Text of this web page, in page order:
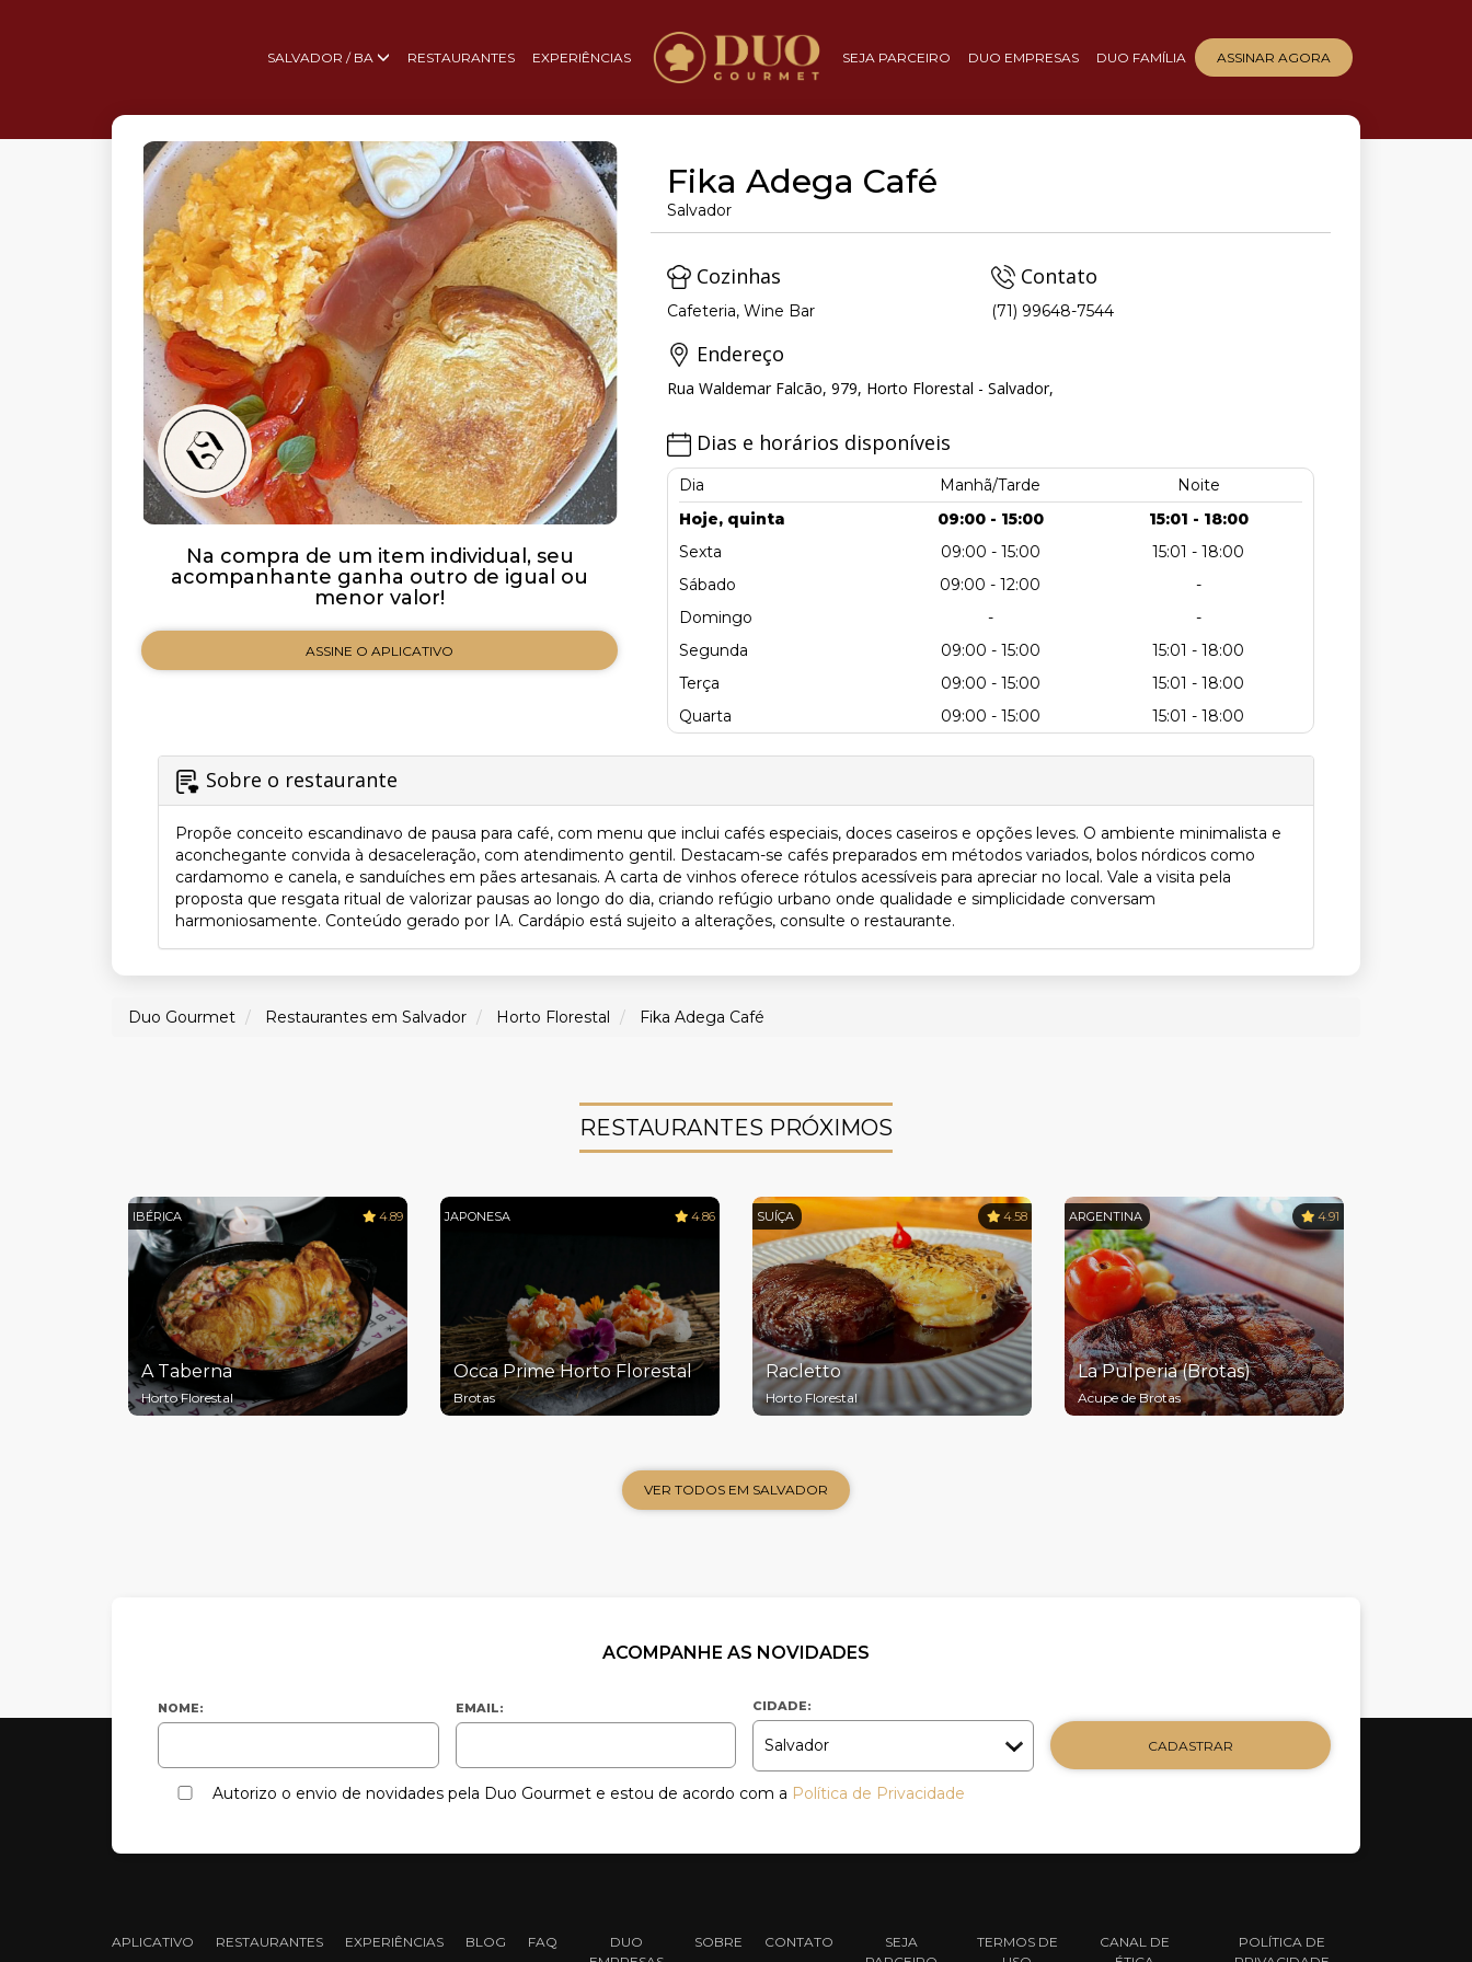
SALVADOR / BA RESTAURANTES EXPERIÊNCIAS SEJA PARCEIRO DUO EMPRESAS DUO FAMÍLIA ASSINAR AGORA
Na compra de um item individual, seu
acompanhante ganha outro de igual ou
menor valor!
ASSINE O APLICATIVO
Fika Adega Café
Salvador
Cozinhas
Cafeteria, Wine Bar
Contato
(71) 99648-7544
Endereço
Rua Waldemar Falcão, 979, Horto Florestal - Salvador,
Dias e horários disponíveis
Dia Manhã/Tarde
Noite
Hoje, quinta
09:00 - 15:00
15:01 - 18:00
Sexta
09:00 - 15:00
15:01 - 18:00
Sábado
09:00 - 12:00
-
Domingo
-
-
Segunda
09:00 - 15:00
15:01 - 18:00
Terça
09:00 - 15:00
15:01 - 18:00
Quarta
09:00 - 15:00 15:01 - 18:00
Sobre o restaurante
Propõe conceito escandinavo de pausa para café, com menu que inclui cafés especiais, doces caseiros e opções leves. O ambiente minimalista e
aconchegante convida à desaceleração, com atendimento gentil. Destacam-se cafés preparados em métodos variados, bolos nórdicos como
cardamomo e canela, e sanduíches em pães artesanais. A carta de vinhos oferece rótulos acessíveis para apreciar no local. Vale a visita pela
proposta que resgata ritual de valorizar pausas ao longo do dia, criando refúgio urbano onde qualidade e simplicidade conversam
harmoniosamente. Conteúdo gerado por IA. Cardápio está sujeito a alterações, consulte o restaurante.
Duo Gourmet Restaurantes em Salvador Horto Florestal Fika Adega Café
RESTAURANTES PRÓXIMOS
IBÉRICA 4.89
A Taberna
Horto Florestal
JAPONESA 4.86
Occa Prime Horto Florestal
Brotas
SUÍÇA 4.58
Racletto
Horto Florestal
ARGENTINA 4.91
La Pulperia (Brotas)
Acupe de Brotas
VER TODOS EM SALVADOR
ACOMPANHE AS NOVIDADES
NOME: EMAIL: CIDADE:
CADASTRAR
Autorizo o envio de novidades pela Duo Gourmet e estou de acordo com a Política de Privacidade
APLICATIVO RESTAURANTES EXPERIÊNCIAS BLOG FAQ DUO SOBRE CONTATO SEJA TERMOS DE CANAL DE POLÍTICA DE